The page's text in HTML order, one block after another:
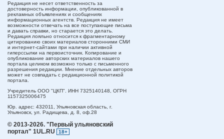
Редакция не несет ответственность за
достоверность информации, опубликованной в
рекламных объявлениях и сообщениях
информационных агентств. Редакция не имеет
возможности отвечать на все поступающие письма
и давать справки, но старается это делать.
Редакция лояльно относится к фрагментарному
цитированию своих материалов сторонними СМИ
и интернет-сайтами при наличии активной
гиперссылки на первоисточник. Копирование и
опубликование авторских материалов нашего
портала целиком возможно только с письменного
разрешения редакции. Мнение отдельных авторов
может не совпадать с редакционной политикой
портала.
Учредитель ООО "ЦКП". ИНН 7325140148, ОГРН
1157325006475
Юр. адрес: 432011, Ульяновская область, г.
Ульяновск, ул. Радищева, д. 8, оф.28
© 2013-2026. "Первый ульяновский
портал" 1UL.RU
18+